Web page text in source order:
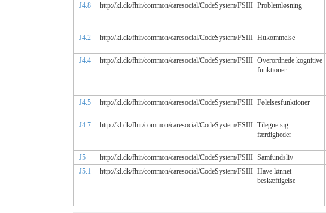
J4.8 http://kl.dk/fhir/common/caresocial/CodeSystem/FSIII Problemløsning
J4.2 http://kl.dk/fhir/common/caresocial/CodeSystem/FSIII Hukommelse
J4.4 http://kl.dk/fhir/common/caresocial/CodeSystem/FSIII Overordnede kognitive
funktioner
J4.5 http://kl.dk/fhir/common/caresocial/CodeSystem/FSIII Følelsesfunktioner
J4.7 http://kl.dk/fhir/common/caresocial/CodeSystem/FSIII Tilegne sig
færdigheder
J5 http://kl.dk/fhir/common/caresocial/CodeSystem/FSIII Samfundsliv
J5.1
http://kl.dk/fhir/common/caresocial/CodeSystem/FSIII Have lønnet
beskæftigelse